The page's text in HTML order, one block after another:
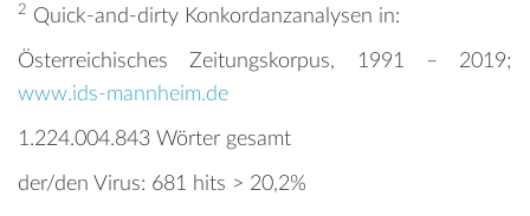
2 Quick-and-dirty Konkordanzanalysen in:
Österreichisches Zeitungskorpus, 1991 – 2019;
www.ids-mannheim.de
1.224.004.843 Wörter gesamt
der/den Virus: 681 hits > 20,2%